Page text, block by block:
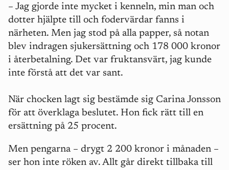
– Jag gjorde inte mycket i kenneln, min man och
dotter hjälpte till och fodervärdar fanns i
närheten. Men jag stod på alla papper, så notan
blev indragen sjukersättning och 178 000 kronor
i återbetalning. Det var fruktansvärt, jag kunde
inte förstå att det var sant.
När chocken lagt sig bestämde sig Carina Jonsson
för att överklaga beslutet. Hon fick rätt till en
ersättning på 25 procent.
Men pengarna – drygt 2 200 kronor i månaden –
ser hon inte röken av. Allt går direkt tillbaka till